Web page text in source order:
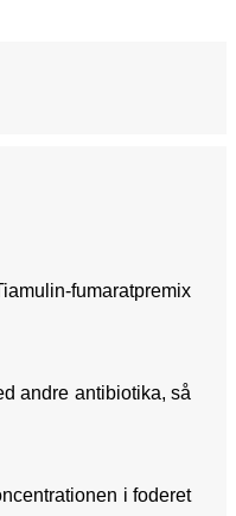
fumaratpremix
andre antibiotika, så
i foderet